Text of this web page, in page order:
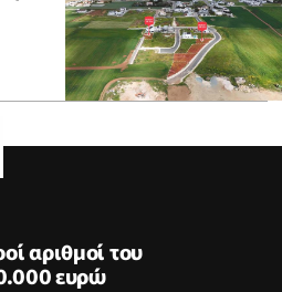
αριθμοί του
ευρώ